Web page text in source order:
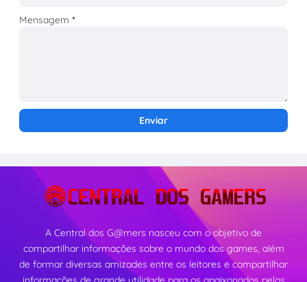
Mensagem*
A Central dos G@mers nasceu com o objetivo de
compartilhar informações sobre o mundo dos games, além
de formar diversas amizades entre os leitores e compartilhar